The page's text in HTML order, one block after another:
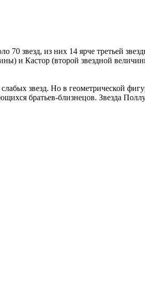
звезд, из них 14 ярче третьей
и Кастор (второй звездной
звезд. Но в геометрической
братьев-близнецов. Звезда